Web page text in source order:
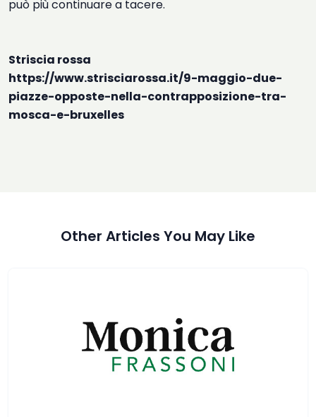
può più continuare a tacere.
Striscia rossa
https://www.strisciarossa.it/9-maggio-due-
piazze-opposte-nella-contrapposizione-tra-
mosca-e-bruxelles
Other Articles You May Like